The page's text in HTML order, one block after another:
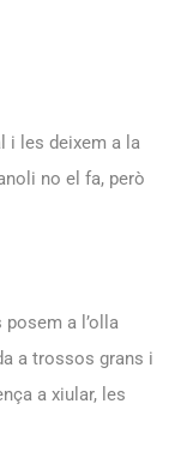
i les deixem a la
no el fa, però
a l’olla
a trossos grans i
a xiular, les